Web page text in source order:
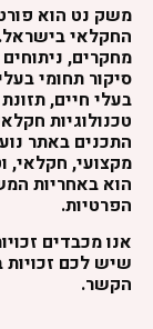
משק נט הוא
החקלאי
מחקרים,
סיקור תחומי
בעלי חיים,
טכנולוגיות
התכנים באתר
מקצועי, חקלאי,
הוא באחריות
הפרטיות.
אנו מכבדים
שיש לכם זכויות
הקשר.